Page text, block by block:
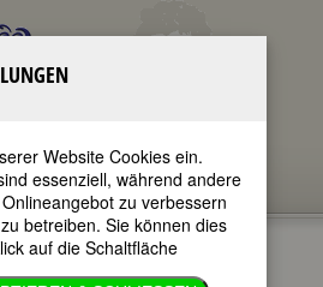
Website Cookies ein.
essenziell, während andere
zu verbessern
betreiben. Sie können dies
auf die Schaltfläche